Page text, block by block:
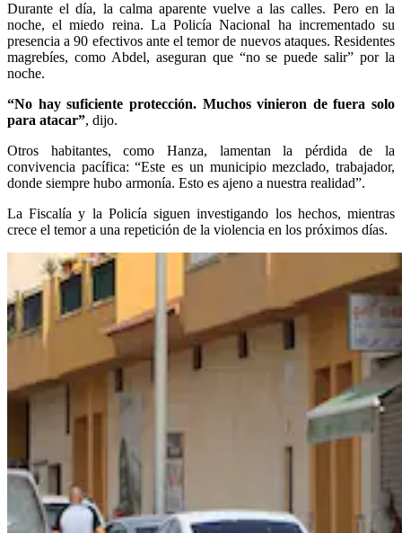
Durante el día, la calma aparente vuelve a las calles. Pero en la
noche, el miedo reina. La Policía Nacional ha incrementado su
presencia a 90 efectivos ante el temor de nuevos ataques. Residentes
magrebíes, como Abdel, aseguran que “no se puede salir” por la
noche.
“No hay suficiente protección. Muchos vinieron de fuera solo
para atacar”, dijo.
Otros habitantes, como Hanza, lamentan la pérdida de la
convivencia pacífica: “Este es un municipio mezclado, trabajador,
donde siempre hubo armonía. Esto es ajeno a nuestra realidad”.
La Fiscalía y la Policía siguen investigando los hechos, mientras
crece el temor a una repetición de la violencia en los próximos días.